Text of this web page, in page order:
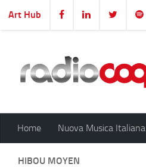
Salta al contenuto
Art Hub
Home Nuova Musica Italiana
HIBOU MOYEN